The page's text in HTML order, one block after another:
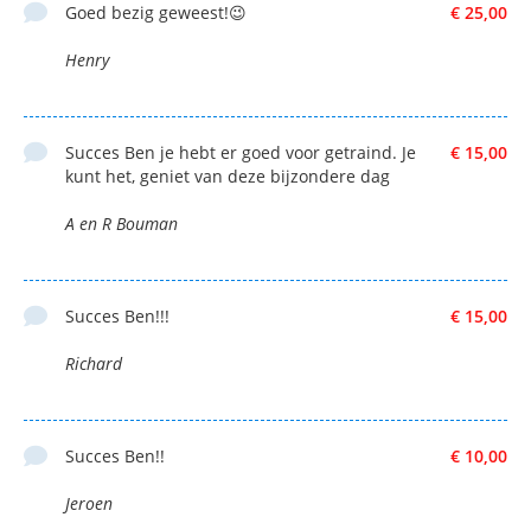
€ 25,00
Goed bezig geweest!😉
Henry
€ 15,00
Succes Ben je hebt er goed voor getraind. Je
kunt het, geniet van deze bijzondere dag
A en R Bouman
€ 15,00
Succes Ben!!!
Richard
€ 10,00
Succes Ben!!
Jeroen